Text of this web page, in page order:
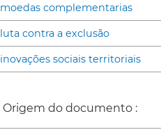
moedas complementarias
luta contra a exclusão
inovações sociais territoriais
Origem do documento :